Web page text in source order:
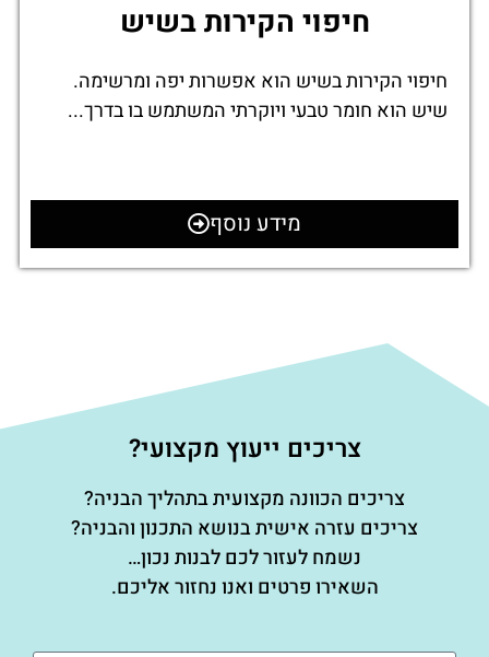
חיפוי הקירות בשיש
חיפוי הקירות בשיש הוא אפשרות יפה ומרשימה.
שיש הוא חומר טבעי ויוקרתי המשתמש בו בדרך...
מידע נוסף
צריכים ייעוץ מקצועי?
צריכים הכוונה מקצועית בתהליך הבניה?
צריכים עזרה אישית בנושא התכנון והבניה?
נשמח לעזור לכם לבנות נכון…
השאירו פרטים ואנו נחזור אליכם.